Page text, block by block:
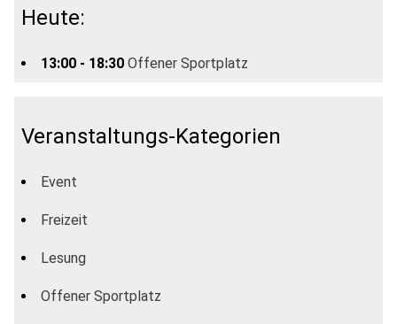
Heute:
13:00 - 18:30 Offener Sportplatz
Veranstaltungs-Kategorien
Event
Freizeit
Lesung
Offener Sportplatz